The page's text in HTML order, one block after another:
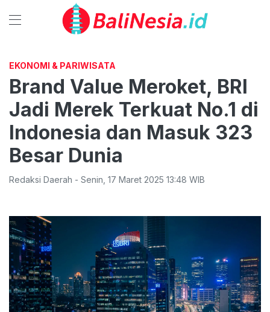
EKONOMI & PARIWISATA
Brand Value Meroket, BRI
Jadi Merek Terkuat No.1 di
Indonesia dan Masuk 323
Besar Dunia
Redaksi Daerah - Senin 17 Maret 2025 13:48 WIB